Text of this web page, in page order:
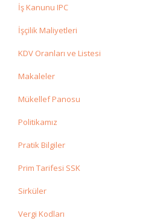
İş Kanunu IPC
İşçilik Maliyetleri
KDV Oranları ve Listesi
Makaleler
Mükellef Panosu
Politikamız
Pratik Bilgiler
Prim Tarifesi SSK
Sirküler
Vergi Kodları